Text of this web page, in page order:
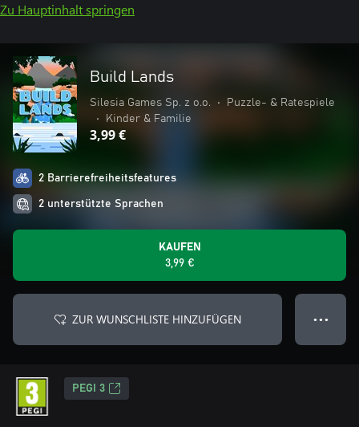
Zu Hauptinhalt springen
Build Lands
Silesia Games Sp. z o.o. •
Puzzle- & Ratespiele
•
Kinder & Familie
3,99 €
2 Barrierefreiheitsfeatures
2 unterstützte Sprachen
KAUFEN
3,99 €
ZUR WUNSCHLISTE HINZUFÜGEN ● ● ●
PEGI 3